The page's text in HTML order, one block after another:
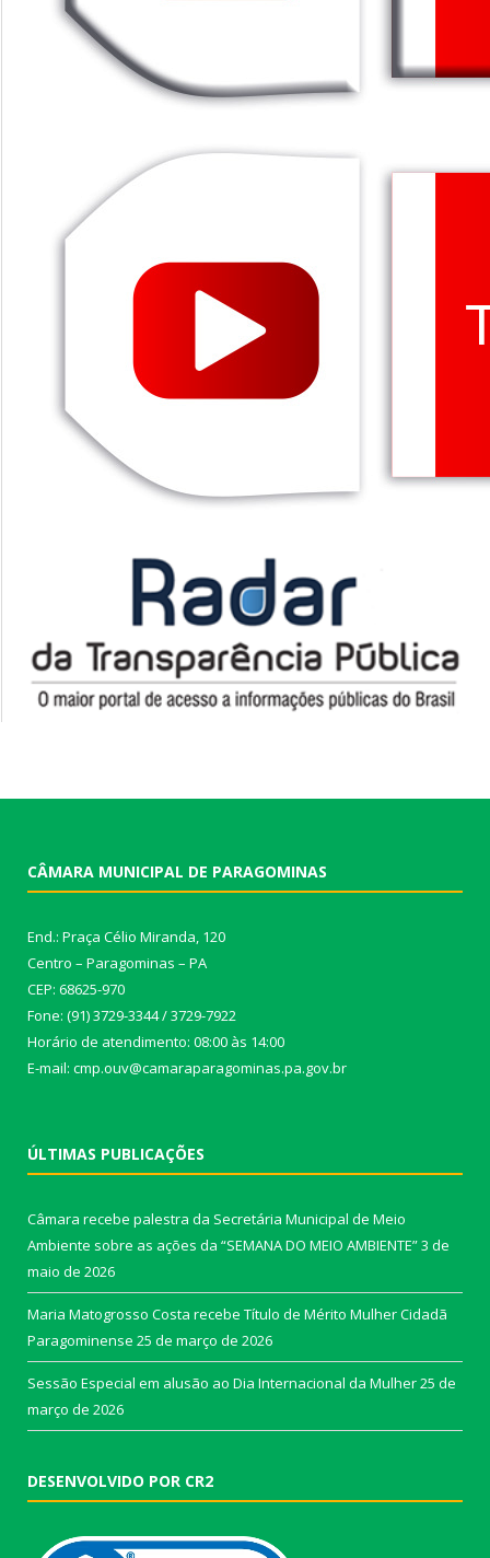
CÂMARA MUNICIPAL DE PARAGOMINAS
End.: Praça Célio Miranda, 120
Centro – Paragominas – PA
CEP: 68625-970
Fone: (91) 3729-3344 / 3729-7922
Horário de atendimento: 08:00 às 14:00
E-mail: cmp.ouv@camaraparagominas.pa.gov.br
ÚLTIMAS PUBLICAÇÕES
Câmara recebe palestra da Secretária Municipal de Meio
Ambiente sobre as ações da “SEMANA DO MEIO AMBIENTE”3 de
maio de 2026
Maria Matogrosso Costa recebe Título de Mérito Mulher Cidadã
Paragominense 25 de março de 2026
Sessão Especial em alusão ao Dia Internacional da Mulher25 de
março de 2026
DESENVOLVIDO POR CR2